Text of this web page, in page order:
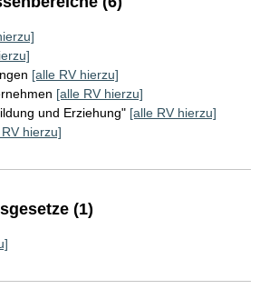
[alle RV hierzu]
[alle RV hierzu]
und Erziehung" [alle RV hierzu]
hierzu]
(1)